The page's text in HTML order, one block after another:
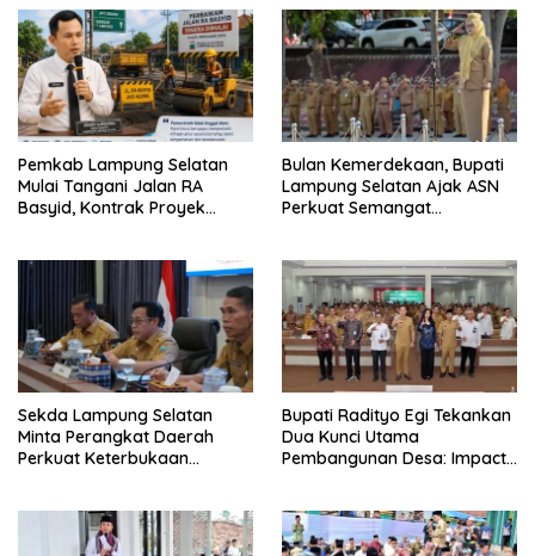
Pemkab Lampung Selatan
Mulai Tangani Jalan RA
Basyid, Kontrak Proyek
Bulan Kemerdekaan, Bupati
Lampung Selatan Ajak ASN
Perkuat Semangat
Sekda Lampung Selatan
Minta Perangkat Daerah
Perkuat Keterbukaan
Bupati Radityo Egi Tekankan
Dua Kunci Utama
Pembangunan Desa: Impact